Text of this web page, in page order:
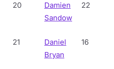
20
Damien
Sandow
22
21
Daniel
Bryan
16